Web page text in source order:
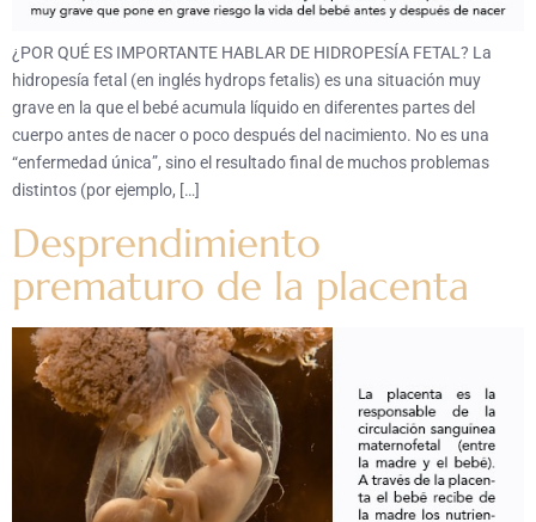
¿POR QUÉ ES IMPORTANTE HABLAR DE HIDROPESÍA FETAL? La
hidropesía fetal (en inglés hydrops fetalis) es una situación muy
grave en la que el bebé acumula líquido en diferentes partes del
cuerpo antes de nacer o poco después del nacimiento. No es una
“enfermedad única”, sino el resultado final de muchos problemas
distintos (por ejemplo, […]
Desprendimiento
prematuro de la placenta